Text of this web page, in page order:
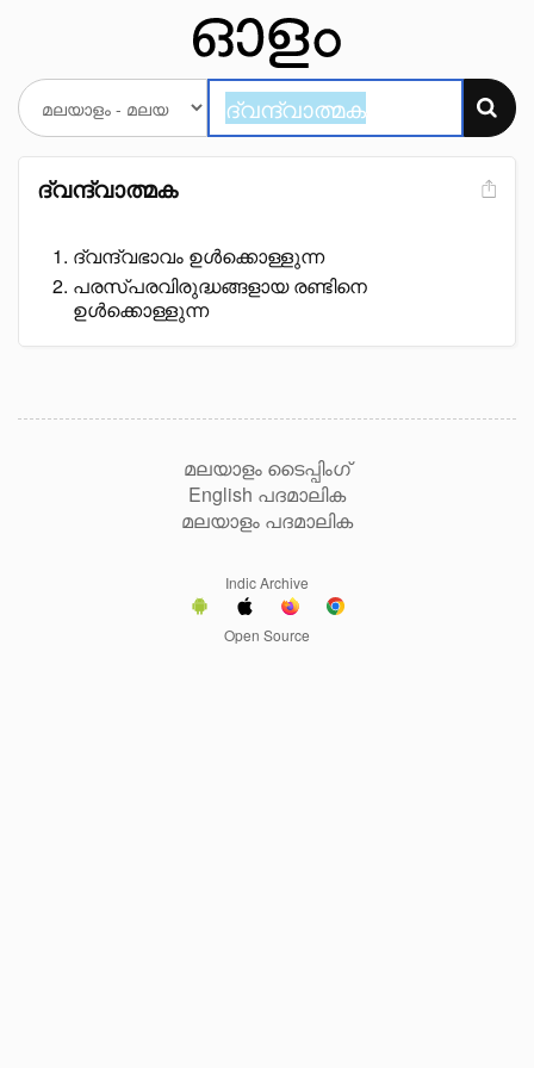
ദ്വന്ദ്വാത്മക
ദ്വന്ദ്വഭാവം ഉൾക്കൊള്ളുന്ന
പരസ്പരവിരുദ്ധങ്ങളായ രണ്ടിനെ
ഉൾക്കൊള്ളുന്ന
മലയാളം ടൈപ്പിംഗ്
English പദമാലിക
മലയാളം പദമാലിക
Indic Archive
Open Source